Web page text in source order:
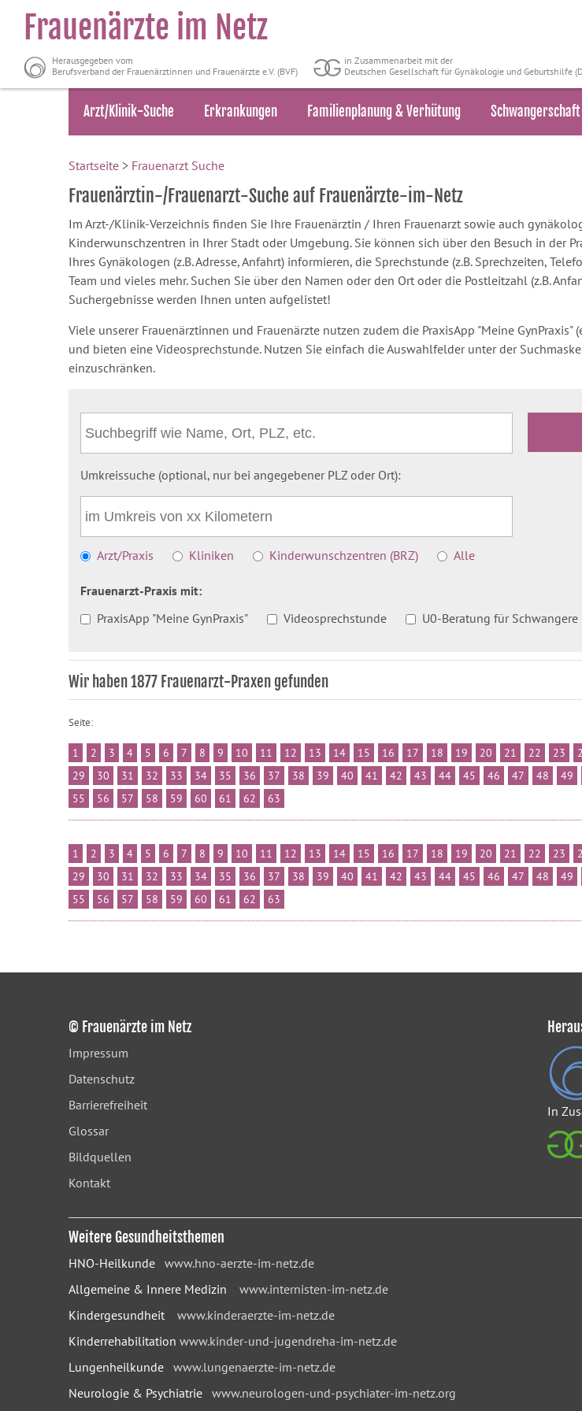
Frauenärzte im Netz
Herausgegeben vom
Berufsverband der Frauenärztinnen und Frauenärzte e.V. (BVF)
in Zusammenarbeit mit der
Deutschen Gesellschaft für Gynäkologie und Geburtshilfe
Arzt/Klinik-Suche Erkrankungen Familienplanung & Verhütung
Startseite > Frauenarzt Suche
Frauenärztin-/Frauenarzt-Suche auf Frauenärzte-im-Netz
Im Arzt-/Klinik-Verzeichnis finden Sie Ihre Frauenärztin / Ihren Frauenarzt sowie auch
Kinderwunschzentren in Ihrer Stadt oder Umgebung. Sie können sich über den Besuch in der
Ihres Gynäkologen (z.B. Adresse, Anfahrt) informieren, die Sprechstunde (z.B. Sprechzeiten,
Team und vieles mehr. Suchen Sie über den Namen oder den Ort oder die Postleitzahl (z.B.
Suchergebnisse werden Ihnen unten aufgelistet!
Viele unserer Frauenärztinnen und Frauenärzte nutzen zudem die PraxisApp "Meine GynPraxis"
und bieten eine Videosprechstunde. Nutzen Sie einfach die Auswahlfelder unter der
einzuschränken.
Umkreissuche (optional, nur bei angegebener PLZ oder Ort):
Arzt/Praxis Kliniken Kinderwunschzentren (BRZ) Alle
Frauenarzt-Praxis mit:
PraxisApp "Meine GynPraxis"
Videosprechstunde U0-Beratung für Schwangere
Wir haben 1877 Frauenarzt-Praxen gefunden
Seite:
1 2 3 4 5 6 7 8 9 10 11 12 13 14 15 16 17 18 19 20 21 22 23
29
30 31 32 33 34 35 36 37 38 39 40 41 42 43 44 45 46 47 48 49
55
56 57 58 59 60 61 62 63
1 2 3 4 5 6 7 8 9 10 11 12 13 14 15 16 17 18 19 20 21 22 23
29
30 31 32 33 34 35 36 37 38 39 40 41 42 43 44 45 46 47 48 49
55
56 57 58 59 60 61 62 63
© Frauenärzte im Netz
Impressum
Datenschutz
Barrierefreiheit
Glossar
Bildquellen
Kontakt
In
Weitere Gesundheitsthemen
HNO-Heilkunde www.hno-aerzte-im-netz.de
Allgemeine & Innere Medizin www.internisten-im-netz.de
Kindergesundheit www.kinderaerzte-im-netz.de
Kinderrehabilitation www.kinder-und-jugendreha-im-netz.de
Lungenheilkunde www.lungenaerzte-im-netz.de
Neurologie & Psychiatrie www.neurologen-und-psychiater-im-netz.org